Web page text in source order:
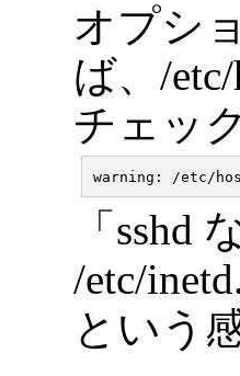
オプシ
ば、/
チェッ
「sshd
/etc/
という